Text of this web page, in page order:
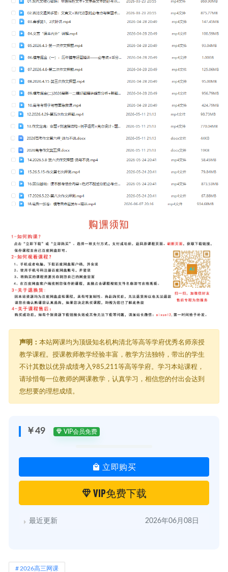
声明： 本站网课均为顶级知名机构清北等高等学府优秀名师亲授
教学课程。授课教师教学经验丰富，教学方法独特，带出的学生
不计其数以优异成绩考入985,211等高等学府。学习本站课程，
请珍惜每一位教师的网课教学，认真学习，相信您的付出会达到
您想要的理想成绩。
￥49 VIP会员免费
立即购买
VIP免费下载
最近更新 2026年06月08日
2026高三网课